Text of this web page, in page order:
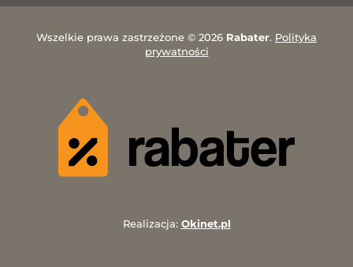
Wszelkie prawa zastrzeżone © 2026 Rabater. Polityka
prywatności
Realizacja: Okinet.pl